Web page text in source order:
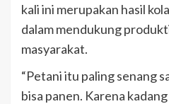
kali ini merupakan hasil
dalam mendukung
masyarakat.
“Petani itu paling senang
bisa panen. Karena